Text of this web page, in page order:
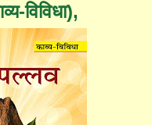
विविधा),